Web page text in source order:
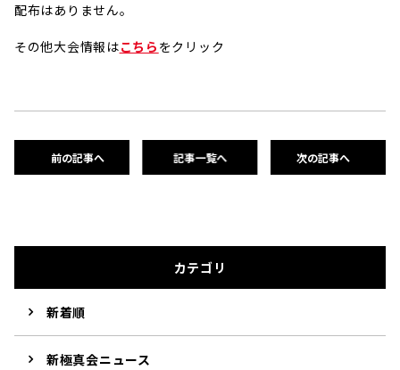
配布はありません。
その他大会情報はこちら をクリック
前の記事へ 記事一覧へ 次の記事へ
カテゴリ
新着順
新極真会ニュース